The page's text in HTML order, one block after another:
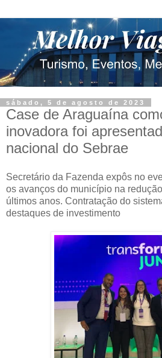
sábado, 5 de agosto de 2023
Case de Araguaína
inovadora foi
nacional do Sebrae
Secretário da Fazenda expôs no
os avanços do município na
últimos anos. Contratação do
destaques de investimento